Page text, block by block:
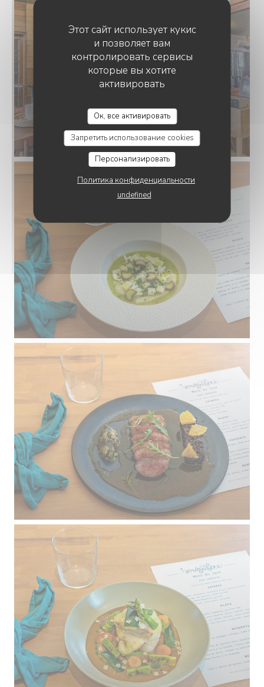
Этот сайт использует кукис
и позволяет вам
контролировать сервисы
которые вы хотите
активировать
Ок, все активировать
Запретить использование cookies
Персонализировать
Политика конфиденциальности
undefined
JOUR DE FÊTE